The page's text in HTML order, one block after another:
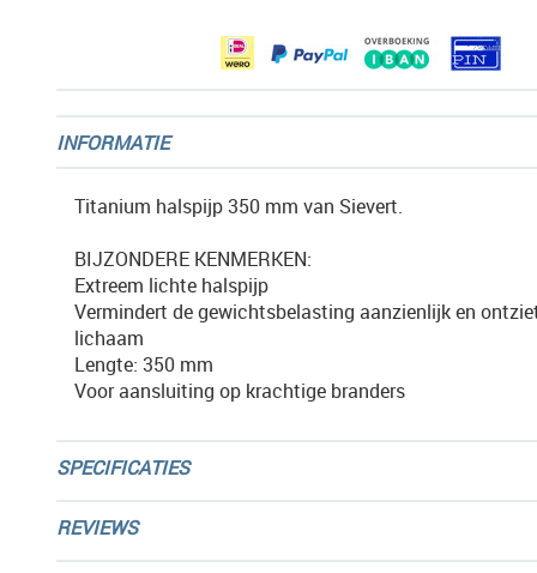
INFORMATIE
Titanium halspijp 350 mm van Sievert.
BIJZONDERE KENMERKEN:
Extreem lichte halspijp
Vermindert de gewichtsbelasting aanzienlijk en
lichaam
Lengte: 350 mm
Voor aansluiting op krachtige branders
SPECIFICATIES
REVIEWS